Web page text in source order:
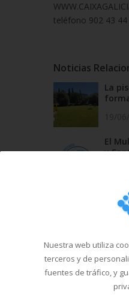
teléfono 902 43 44
Noticias
La
El
y
29/
18/
Nuestra web utiliza
terceros y de
fuentes de tráfico, y